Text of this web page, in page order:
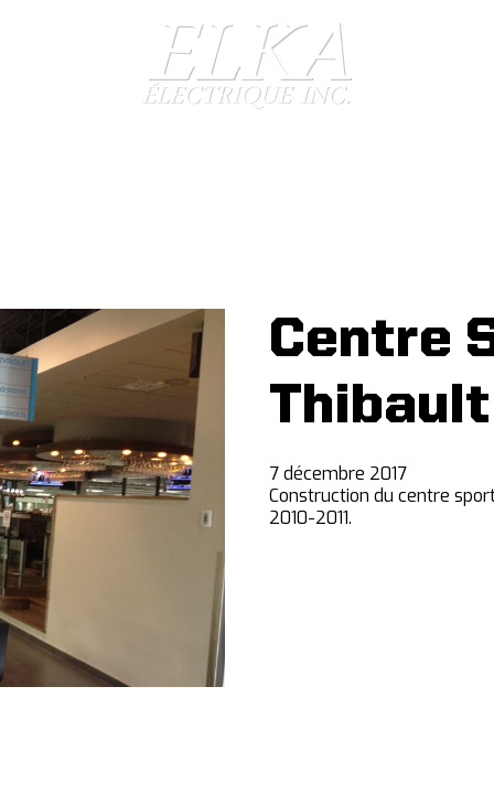
Centre
Thibault
7 décembre 2017
Construction du centre
2010-2011.